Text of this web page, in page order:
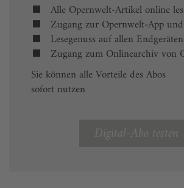
Alle Opernwelt-Artikel online
Zugang zur Opernwelt-App
Lesegenuss auf allen Endgeräten
Zugang zum Onlinearchiv von
Sie können alle Vorteile des Abos
sofort nutzen
Digital-Abo testen